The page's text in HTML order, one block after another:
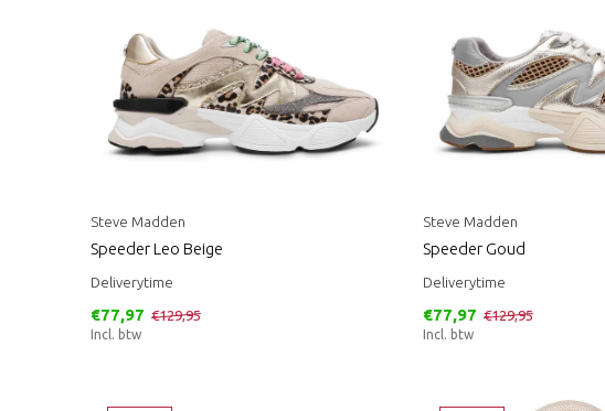
Steve Madden
Speeder Leo Beige
Deliverytime
€77,97 €129,95
Incl. btw
Steve Madden
Speeder Goud
Deliverytime
€77,97 €129,95
Incl. btw